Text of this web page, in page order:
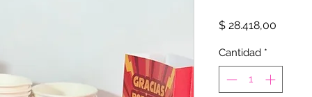
$ 28.418,00
Cantidad *